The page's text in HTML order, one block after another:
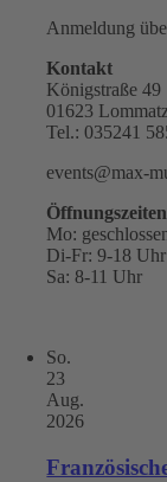
Anmeldung
Kontakt
Königstraße 49
01623
Tel.: 035241
events@max-
Öffnungszeiten
Mo:
Di-Fr: 9-18 Uhr
Sa: 8-11 Uhr
So.
23
Aug.
2026